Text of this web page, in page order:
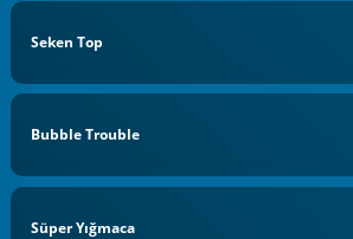
Seken Top
Bubble Trouble
Süper Yığmaca